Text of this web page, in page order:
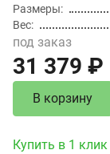
Размеры
Вес
под заказ
31 379 ₽
В корзину
Купить в 1 клик